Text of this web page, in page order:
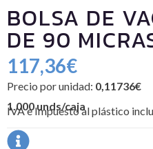
BOLSA DE
DE 90
117,36€
Precio por unidad: 0,11736€
1.000 unds/caja
IVA e Impuesto al plástico